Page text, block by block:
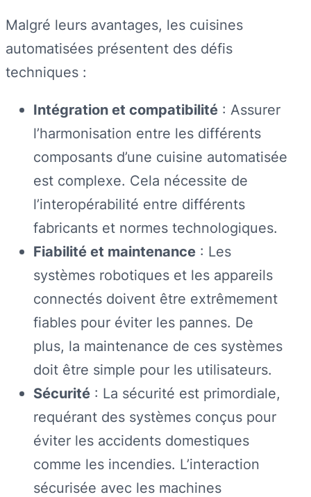
Malgré leurs avantages, les cuisines
automatisées présentent des défis
techniques :
Intégration et compatibilité : Assurer
l’harmonisation entre les différents
composants d’une cuisine automatisée
est complexe. Cela nécessite de
l’interopérabilité entre différents
fabricants et normes technologiques.
Fiabilité et maintenance : Les
systèmes robotiques et les appareils
connectés doivent être extrêmement
fiables pour éviter les pannes. De
plus, la maintenance de ces systèmes
doit être simple pour les utilisateurs.
Sécurité : La sécurité est primordiale,
requérant des systèmes conçus pour
éviter les accidents domestiques
comme les incendies. L’interaction
sécurisée avec les machines